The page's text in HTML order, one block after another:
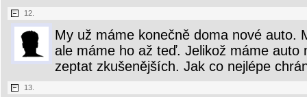
12.
My už máme konečně doma nové auto.
ale máme ho až teď. Jelikož máme auto
zeptat zkušenějších. Jak co nejlépe
13.